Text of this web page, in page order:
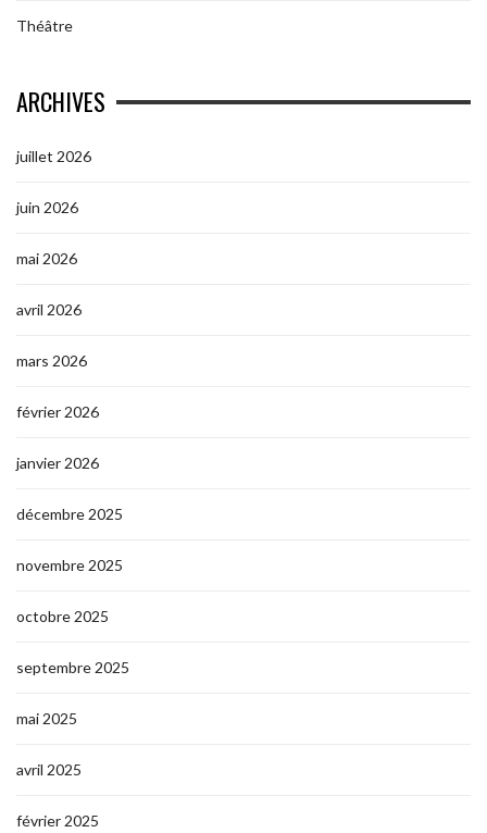
Théâtre
ARCHIVES
juillet 2026
juin 2026
mai 2026
avril 2026
mars 2026
février 2026
janvier 2026
décembre 2025
novembre 2025
octobre 2025
septembre 2025
mai 2025
avril 2025
février 2025